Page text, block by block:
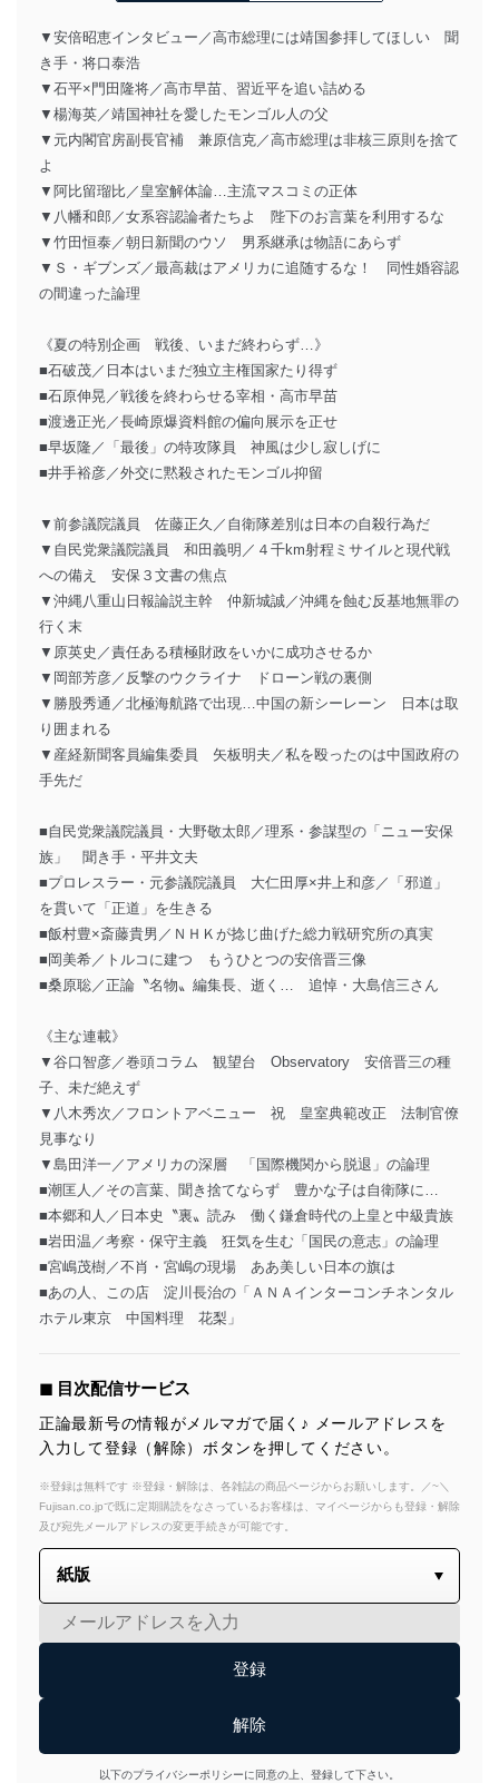
▼安倍昭恵インタビュー／高市総理には靖国参拝してほしい 聞
き手・将口泰浩
▼石平×門田隆将／高市早苗、習近平を追い詰める
▼楊海英／靖国神社を愛したモンゴル人の父
▼元内閣官房副長官補 兼原信克／高市総理は非核三原則を捨て
よ
▼阿比留瑠比／皇室解体論…主流マスコミの正体
▼八幡和郎／女系容認論者たちよ 陛下のお言葉を利用するな
▼竹田恒泰／朝日新聞のウソ 男系継承は物語にあらず
▼Ｓ・ギブンズ／最高裁はアメリカに追随するな！ 同性婚容認
の間違った論理
《夏の特別企画 戦後、いまだ終わらず…》
■石破茂／日本はいまだ独立主権国家たり得ず
■石原伸晃／戦後を終わらせる宰相・高市早苗
■渡邊正光／長崎原爆資料館の偏向展示を正せ
■早坂隆／「最後」の特攻隊員 神風は少し寂しげに
■井手裕彦／外交に黙殺されたモンゴル抑留
▼前参議院議員 佐藤正久／自衛隊差別は日本の自殺行為だ
▼自民党衆議院議員 和田義明／４千km射程ミサイルと現代戦
への備え 安保３文書の焦点
▼沖縄八重山日報論説主幹 仲新城誠／沖縄を蝕む反基地無罪の
行く末
▼原英史／責任ある積極財政をいかに成功させるか
▼岡部芳彦／反撃のウクライナ ドローン戦の裏側
▼勝股秀通／北極海航路で出現…中国の新シーレーン 日本は取
り囲まれる
▼産経新聞客員編集委員 矢板明夫／私を殴ったのは中国政府の
手先だ
■自民党衆議院議員・大野敬太郎／理系・参謀型の「ニュー安保
族」 聞き手・平井文夫
■プロレスラー・元参議院議員 大仁田厚×井上和彦／「邪道」
を貫いて「正道」を生きる
■飯村豊×斎藤貴男／ＮＨＫが捻じ曲げた総力戦研究所の真実
■岡美希／トルコに建つ もうひとつの安倍晋三像
■桑原聡／正論〝名物〟編集長、逝く… 追悼・大島信三さん
《主な連載》
▼谷口智彦／巻頭コラム 観望台 Observatory 安倍晋三の種
子、未だ絶えず
▼八木秀次／フロントアベニュー 祝 皇室典範改正 法制官僚
見事なり
▼島田洋一／アメリカの深層 「国際機関から脱退」の論理
■潮匡人／その言葉、聞き捨てならず 豊かな子は自衛隊に…
■本郷和人／日本史〝裏〟読み 働く鎌倉時代の上皇と中級貴族
■岩田温／考察・保守主義 狂気を生む「国民の意志」の論理
■宮嶋茂樹／不肖・宮嶋の現場 ああ美しい日本の旗は
■あの人、この店 淀川長治の「ＡＮＡインターコンチネンタル
ホテル東京 中国料理 花梨」
◼︎ 目次配信サービス
正論最新号の情報がメルマガで届く♪ メールアドレスを
入力して登録（解除）ボタンを押してください。
※登録は無料です ※登録・解除は、各雑誌の商品ページからお願いします。／~＼
Fujisan.co.jpで既に定期購読をなさっているお客様は、マイページからも登録・解除
及び宛先メールアドレスの変更手続きが可能です。
以下のプライバシーポリシーに同意の上、登録して下さい。